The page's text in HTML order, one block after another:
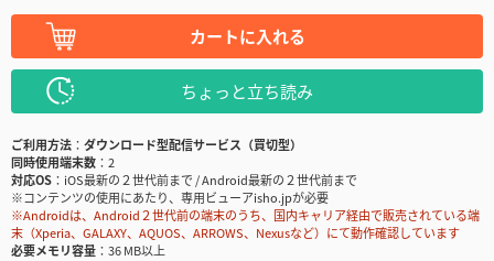
カートに入れる
ちょっと立ち読み
ご利用方法
ダウンロード型配信サービス（買切型）
同時使用端末数
2
対応OS
iOS最新の２世代前まで / Android最新の２世代前まで
※コンテンツの使用にあたり、専用ビューアisho.jpが必要
※Androidは、Android２世代前の端末のうち、国内キャリア経由で販売されている端
末（Xperia、GALAXY、AQUOS、ARROWS、Nexusなど）にて動作確認しています
必要メモリ容量
36 MB以上